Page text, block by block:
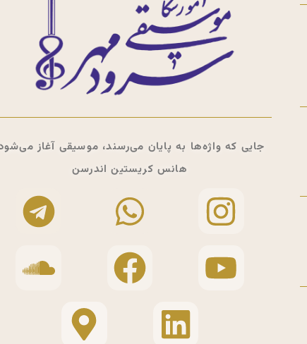
جایی که واژه‌ها به پایان می‌رسند، موسیقی آغاز
هانس کریستین اندرسن